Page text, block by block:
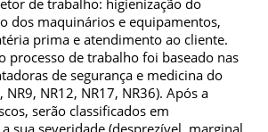
dos maquinários e equipamentos,
prima e atendimento ao cliente.
processo de trabalho foi baseado nas
de segurança e medicina do
NR9, NR12, NR17, NR36). Após a
serão classificados em
sua severidade (desprezível, marginal,